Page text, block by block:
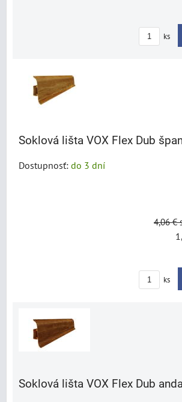
ks
Soklová lišta VOX Flex Dub
Dostupnosť: do 3 dní
4,06 €
ks
Soklová lišta VOX Flex Dub